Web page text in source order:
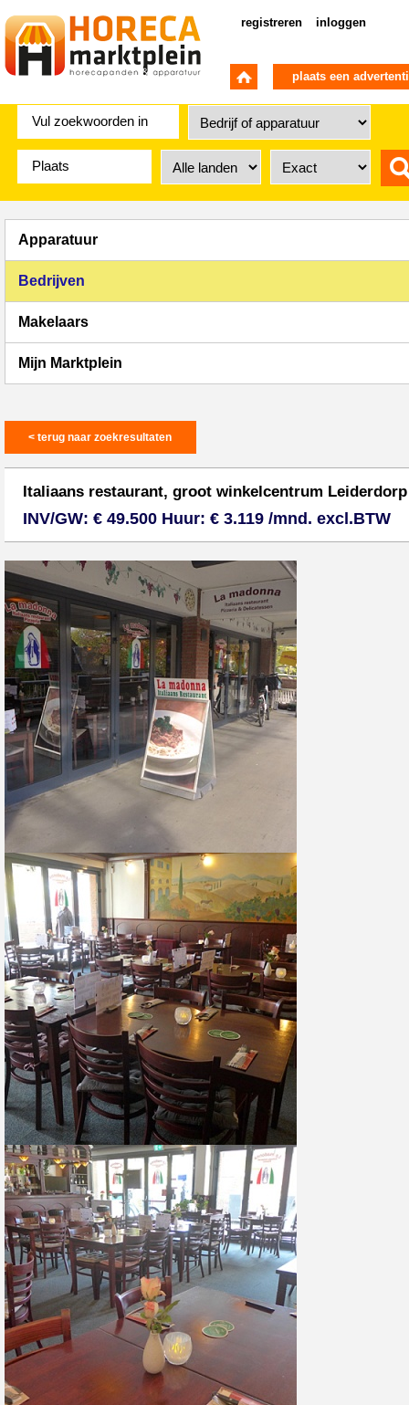
registreren inloggen
plaats een
Apparatuur
Bedrijven
Makelaars
Mijn Marktplein
< terug naar zoekresultaten
Italiaans restaurant, groot winkelcentrum Leiderdorp
INV/GW: € 49.500 Huur: € 3.119 /mnd. excl.BTW